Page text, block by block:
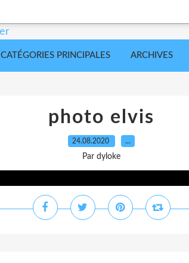
CATÉGORIES PRINCIPALES ARCHIVES
photo elvis
24.08.2020 …
Par dyloke